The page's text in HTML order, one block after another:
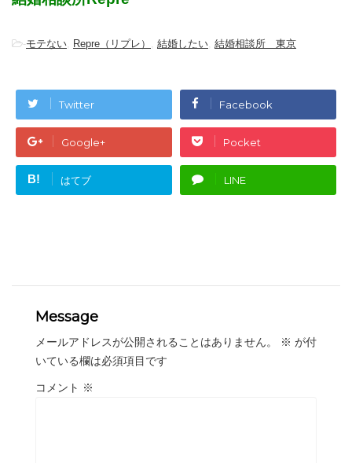
-モテない, Repre（リプレ） , 結婚したい, 結婚相談所 東京
Twitter Facebook
Google+ Pocket
B! はてブ LINE
Message
メールアドレスが公開されることはありません。 ※ が付
いている欄は必須項目です
コメント ※